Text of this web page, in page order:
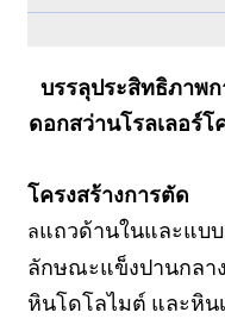
บรรลุประสิทธิภาพก
ดอกสว่านโรลเลอร์โ
โครงสร้างการตัด
ลแถวด้านในและแบ
ลักษณะแข็งปานกลา
หินโดโลไมต์ และหิน